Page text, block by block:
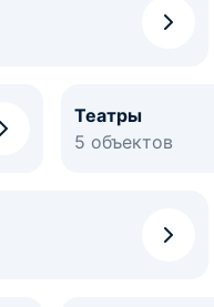
Театры
5 объектов